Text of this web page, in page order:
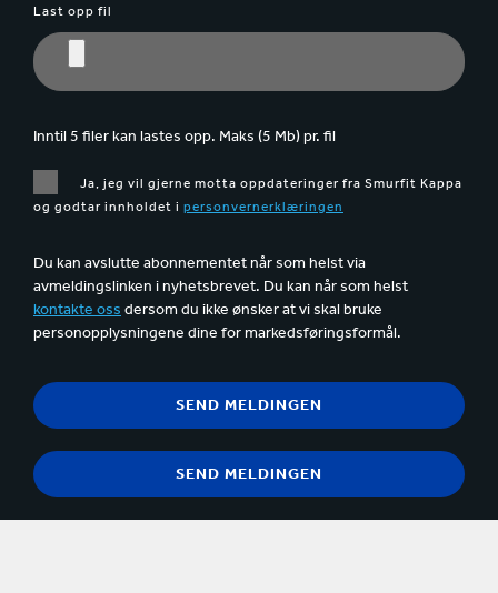
Last opp fil
Inntil 5 filer kan lastes opp. Maks (5 Mb) pr. fil
Ja, jeg vil gjerne motta oppdateringer fra Smurfit Kappa
og godtar innholdet i personvernerklæringen
Du kan avslutte abonnementet når som helst via
avmeldingslinken i nyhetsbrevet. Du kan når som helst
kontakte oss dersom du ikke ønsker at vi skal bruke
personopplysningene dine for markedsføringsformål.